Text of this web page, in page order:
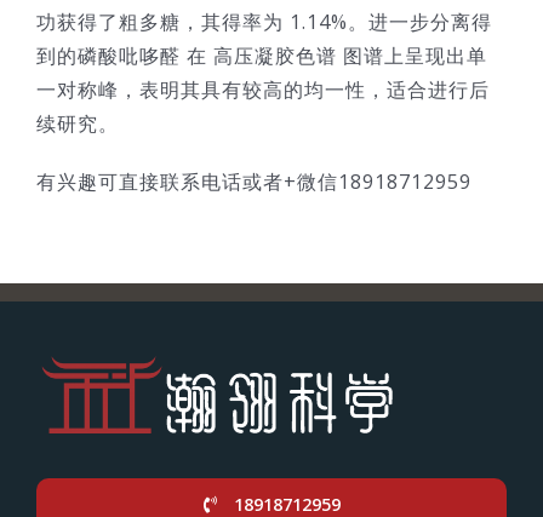
功获得了粗多糖，其得率为 1.14%。进一步分离得
到的磷酸吡哆醛 在 高压凝胶色谱 图谱上呈现出单
一对称峰，表明其具有较高的均一性，适合进行后
续研究。
有兴趣可直接联系电话或者+微信18918712959
18918712959